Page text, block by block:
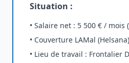
Situation :
• Salaire net : 5 500 € / mois
• Couverture LAMal
• Lieu de travail : Frontalier